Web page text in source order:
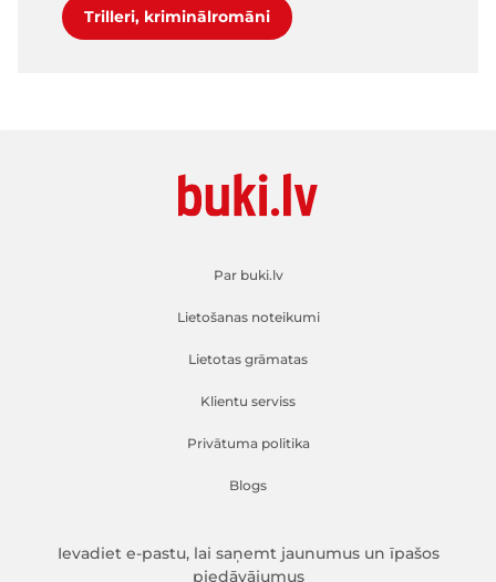
Trilleri, kriminālromāni
Par buki.lv
Lietošanas noteikumi
Lietotas grāmatas
Klientu serviss
Privātuma politika
Blogs
Ievadiet e-pastu, lai saņemt jaunumus un īpašos
piedāvājumus